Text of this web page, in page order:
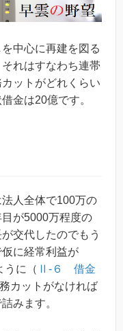
中心に再建を図る
れはすなわち連帯
ットがどれくらい
金は20億です。
人全体で100万の
が5000万程度の
交代したのでもう
に経常利益が
うに（ Ⅱ-６ 借金
カットがなければ
みます。